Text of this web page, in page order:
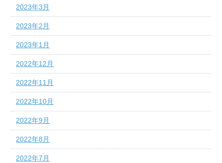
2023年3月
2023年2月
2023年1月
2022年12月
2022年11月
2022年10月
2022年9月
2022年8月
2022年7月